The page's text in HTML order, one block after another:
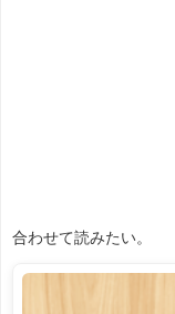
合わせて読みたい。